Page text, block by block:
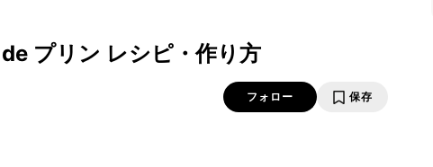
プリン レシピ・作り方
フォロー 保存